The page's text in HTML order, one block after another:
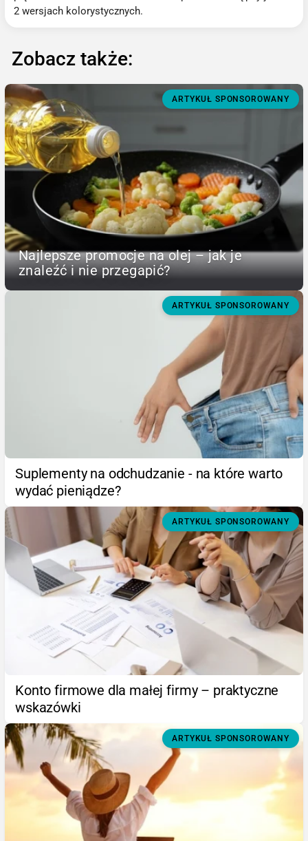
2 wersjach kolorystycznych.
Zobacz także:
ARTYKUŁ SPONSOROWANY
Najlepsze promocje na olej – jak je
znaleźć i nie przegapić?
ARTYKUŁ SPONSOROWANY
Suplementy na odchudzanie - na które warto
wydać pieniądze?
ARTYKUŁ SPONSOROWANY
Konto firmowe dla małej firmy – praktyczne
wskazówki
ARTYKUŁ SPONSOROWANY